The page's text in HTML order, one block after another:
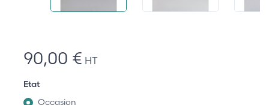
90,00 € HT
Etat
Occasion